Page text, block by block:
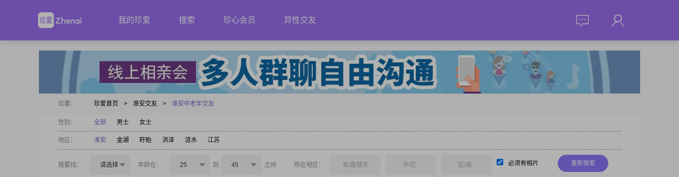
我的珍爱 搜索 珍心会员 异性交友
位置： 珍爱首页 > 淮安交友 > 淮安中老年交友
性别： 全部 男士 女士
地区： 淮安 金湖 盱眙 洪泽 涟水 江苏
我要找： 请选择 年龄在： 25 到 45 之间 所在地区： 省/直辖市 市/区 区/县 必须有相片 重新搜索